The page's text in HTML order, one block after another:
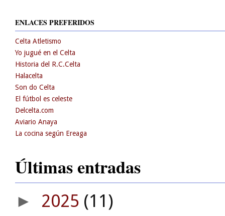
ENLACES PREFERIDOS
Celta Atletismo
Yo jugué en el Celta
Historia del R.C.Celta
Halacelta
Son do Celta
El fútbol es celeste
Delcelta.com
Aviario Anaya
La cocina según Ereaga
Últimas entradas
► 2025 (11)